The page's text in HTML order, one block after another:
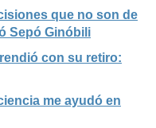
que no son de
Sepó Ginóbili
con su retiro:
me ayudó en